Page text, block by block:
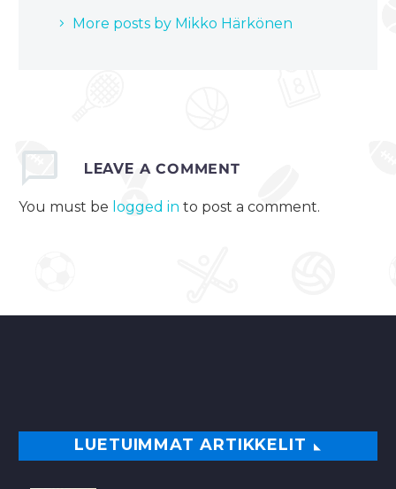
More posts by Mikko Härkönen
LEAVE A COMMENT
You must be logged in to post a comment.
LUETUIMMAT ARTIKKELIT